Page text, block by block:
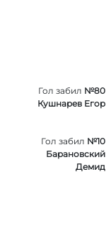
Гол забил №80
Кушнарев Егор
Гол забил №10
Барановский
Демид